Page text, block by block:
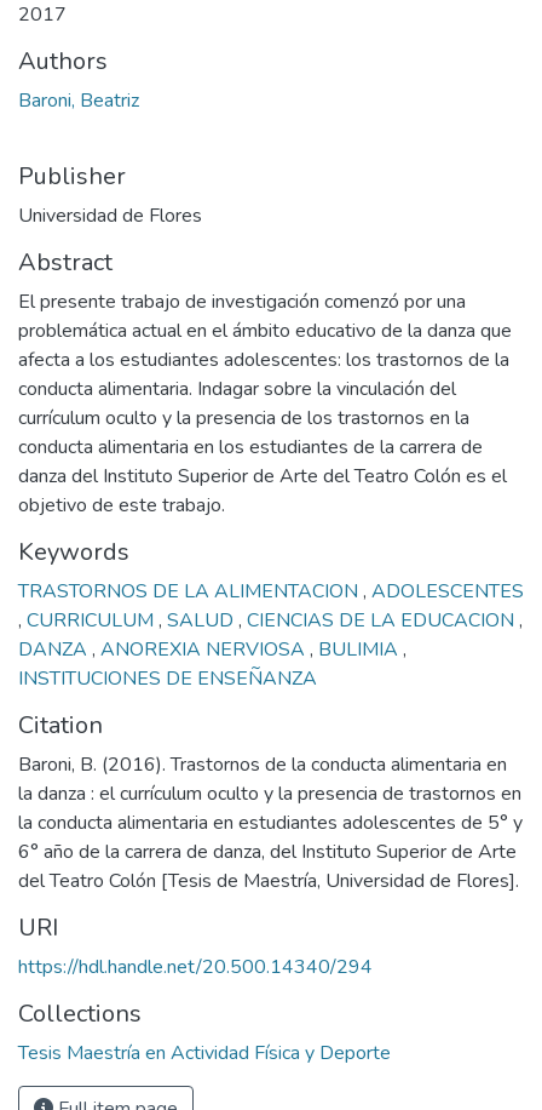
2017
Authors
Baroni, Beatriz
Publisher
Universidad de Flores
Abstract
El presente trabajo de investigación comenzó por una
problemática actual en el ámbito educativo de la danza que
afecta a los estudiantes adolescentes: los trastornos de la
conducta alimentaria. Indagar sobre la vinculación del
currículum oculto y la presencia de los trastornos en la
conducta alimentaria en los estudiantes de la carrera de
danza del Instituto Superior de Arte del Teatro Colón es el
objetivo de este trabajo.
Keywords
TRASTORNOS DE LA ALIMENTACION , ADOLESCENTES
, CURRICULUM , SALUD , CIENCIAS DE LA EDUCACION ,
DANZA , ANOREXIA NERVIOSA , BULIMIA ,
INSTITUCIONES DE ENSEÑANZA
Citation
Baroni, B. (2016). Trastornos de la conducta alimentaria en
la danza : el currículum oculto y la presencia de trastornos en
la conducta alimentaria en estudiantes adolescentes de 5° y
6° año de la carrera de danza, del Instituto Superior de Arte
del Teatro Colón [Tesis de Maestría, Universidad de Flores].
URI
https://hdl.handle.net/20.500.14340/294
Collections
Tesis Maestría en Actividad Física y Deporte